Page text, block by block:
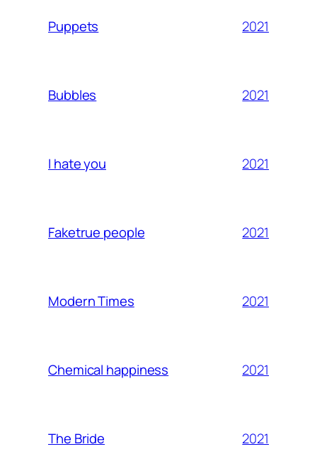
Puppets 2021
Bubbles 2021
I hate you 2021
Faketrue people 2021
Modern Times 2021
Chemical happiness 2021
The Bride 2021